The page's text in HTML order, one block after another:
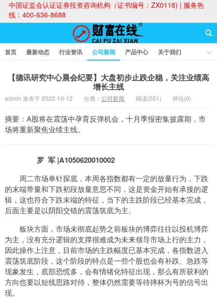
中国证监会认证证券投资咨询机构（证书编号：ZX0118) | 服务热
线：400-636-8688
财富在线
首页 最新动态 行业资讯 公司新闻 产品中心
关于我们
【德讯研究中心晨会纪要】大盘初步止跌企稳，关注业绩高
增长主线
admin 发布于 2022-10-12 分类： 公司新闻 阅读(551) 评论(0)
摘要：A股将在震荡中孕育反弹机会，十月季报密集披露期，市
场将重新聚焦业绩主线。
罗 军 |A1050620010002
周二市场单针探底，本周各指数都有一定的放量行为，下跌
的末端带量和下跌初段放量意思不同，这是资金开始有承接的逻
辑，这也符合下跌末端的特征，当下的主跌阶段已经基本完成，
后面主要是以阴阳交错的震荡筑底为主。
板块方面，市场未彻底起势之前板块的博弈往往以投机博弈
为主，没有充分逻辑的支撑很难成为未来领导市场上行的主力，
因此操作上注意，目前市场的主跌幅度已基本完成，各指数进入
震荡筑底阶段，这个阶段的特点是一些个股也会有补跌、急跌等
现象发生，底部恐慌多，会有情绪化特征出现，那么有所获利的
方向也要以短线思路对待，整体仍然需要等待摔杯为号的信号出
现。